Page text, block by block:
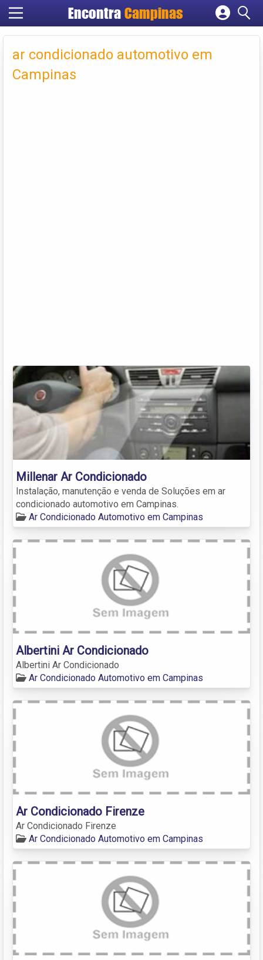
Encontra Campinas
Cadastrar empresa
Criar conta
ar condicionado automotivo em
Campinas
Millenar Ar Condicionado
Instalação, manutenção e venda de Soluções em ar
condicionado automotivo em Campinas.
Ar Condicionado Automotivo em Campinas
Albertini Ar Condicionado
Albertini Ar Condicionado
Ar Condicionado Automotivo em Campinas
Ar Condicionado Firenze
Ar Condicionado Firenze
Ar Condicionado Automotivo em Campinas